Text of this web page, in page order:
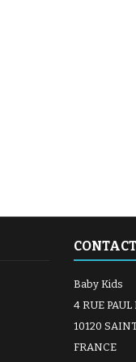
CONTACT
Baby Kids
4 RUE PAUL
10120
FRANCE